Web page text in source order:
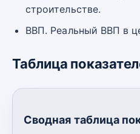
строительстве.
ВВП. Реальный ВВП в
Таблица
Сводная таблица